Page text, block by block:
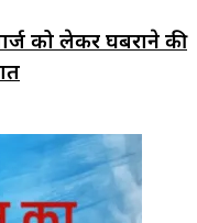
को लेकर घबराने की